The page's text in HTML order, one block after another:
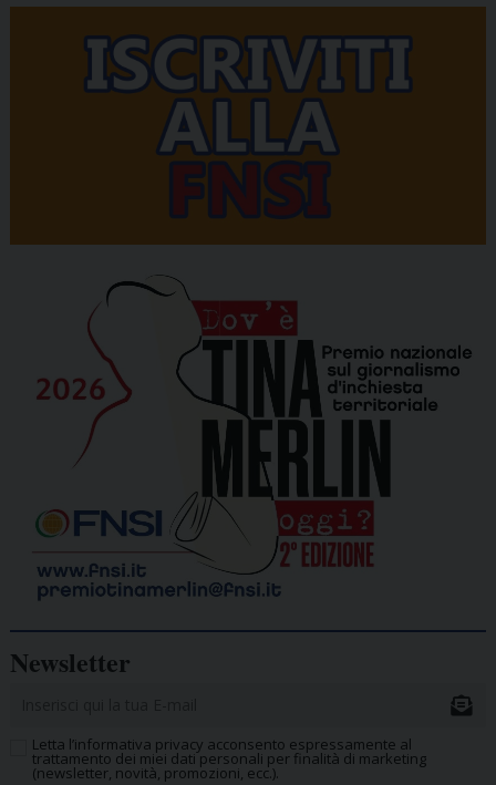
Newsletter
Letta l’informativa privacy acconsento espressamente al
trattamento dei miei dati personali per finalità di marketing
(newsletter, novità, promozioni, ecc.).